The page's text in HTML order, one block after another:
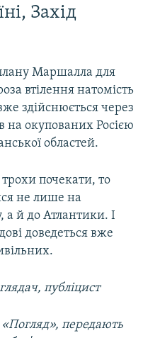
Захід
Маршалла для
втілення натомість
здійснюється через
на окупованих Росією
областей.
почекати, то
не лише на
а й до Атлантики. І
доведеться вже
публіцист
передають